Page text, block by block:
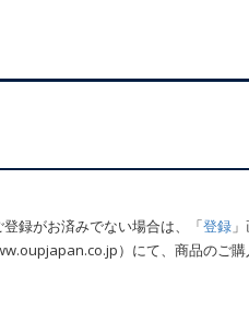
録がお済みでない場合は、「登録
）にて、商品のご購